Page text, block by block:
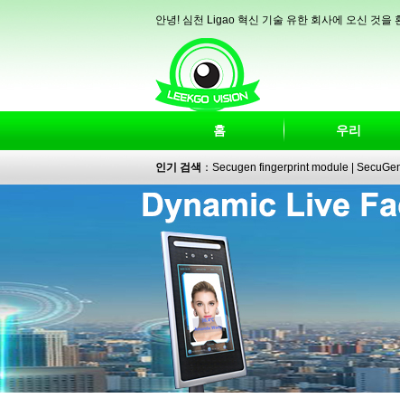
안녕! 심천 Ligao 혁신 기술 유한 회사에 오신 것을
홈 우리
인기 검색 ： Secugen fingerprint module
reader|passport reader| face recognition camera